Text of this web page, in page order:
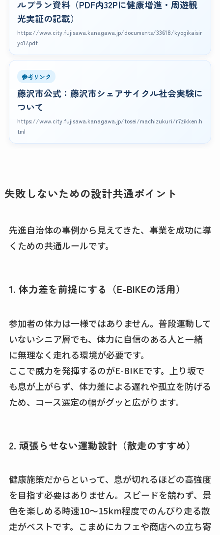
ルプラン資料（PDF内32Pに健康増進・周遊観
光実証の記載）
https://www.city.fujisawa.kanagawa.jp/documents/33618/kyogikaisir
yo17.pdf
参考リンク
藤沢市公式：藤沢市シェアサイクル社会実験に
ついて
https://www.city.fujisawa.kanagawa.jp/tosei/machizukuri/r7zikken.h
tml
失敗しないための設計共通ポイント
先進自治体の事例から見えてきた、事業を成功に導
くための共通ルールです。
1. 体力差を前提にする（E-BIKEの活用）
参加者の体力は一様ではありません。普段運動して
いないシニア層でも、体力に自信のある人と一緒
に無理なく走れる環境が必要です。
ここで威力を発揮するのがE-BIKEです。上り坂で
も息が上がらず、体力差による遅れや孤立を防げる
ため、コース選定の幅がグッと広がります。
2. 頑張らせない運動設計（散走のすすめ）
健康施策だからといって、息が切れるほどの高強度
を目指す必要はありません。スピードを競わず、景
色を楽しめる時速10〜15km程度でのんびり走る散
走がベストです。こまめにカフェや商店への立ち寄